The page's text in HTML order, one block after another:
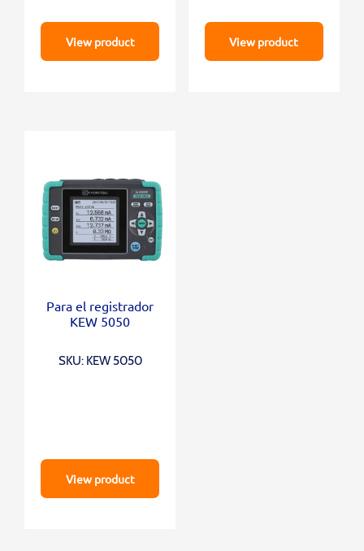
View product View product
Para el registrador
KEW 5050
SKU: KEW 5050
View product